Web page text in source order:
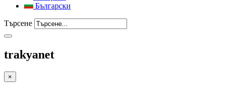
Български
Търсене
trakyanet
×